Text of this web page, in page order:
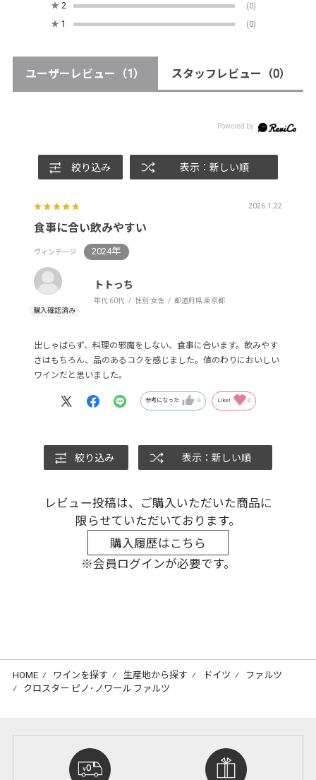
★ 2 (0)
★ 1 (0)
ユーザーレビュー （1） スタッフレビュー （0）
絞り込み 表示：新しい順
2026.1.22
食事に合い飲みやすい
ヴィンテージ 2024年
トトっち
年代:60代 性別:女性 都道府県:東京都
出しゃばらず、料理の邪魔をしない、食事に合います。飲みやす
さはもちろん、品のあるコクを感じました。値のわりにおいしい
ワインだと思いました。
参考になった 0 Like! 0
絞り込み 表示：新しい順
レビュー投稿は、ご購入いただいた商品に
限らせていただいております。
購入履歴はこちら
※会員ログインが必要です。
HOME ⁄ ワインを探す ⁄ 生産地から探す ⁄ ドイツ ⁄ ファルツ
⁄ クロスター ピノ･ノワール ファルツ